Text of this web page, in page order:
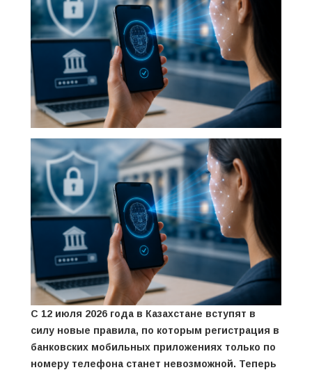
С 12 июля 2026 года в Казахстане вступят в
силу новые правила, по которым регистрация в
банковских мобильных приложениях только по
номеру телефона станет невозможной. Теперь